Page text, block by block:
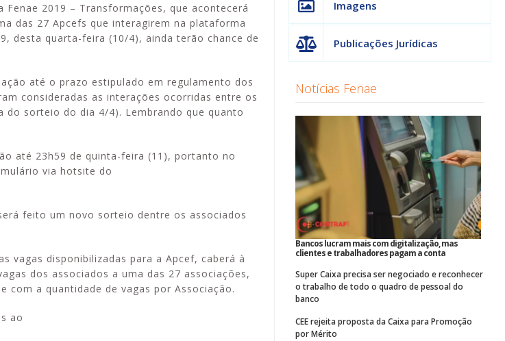
2019 – Transformações, que acontecerá
das 27 Apcefs que interagirem na plataforma
desta quarta-feira (10/4), ainda terão chance de
até o prazo estipulado em regulamento dos
consideradas as interações ocorridas entre os
do sorteio do dia 4/4). Lembrando que quanto
até 23h59 de quinta-feira (11), portanto no
via hotsite do
feito um novo sorteio dentre os associados
vagas disponibilizadas para a Apcef, caberá à
dos associados a uma das 27 associações,
com a quantidade de vagas por Associação.
ao
Imagens
Publicações Jurídicas
Notícias Fenae
Bancos lucram mais com digitalização, mas
clientes e trabalhadores pagam a conta
Super Caixa precisa ser negociado e reconhecer
o trabalho de todo o quadro de pessoal do
banco
CEE rejeita proposta da Caixa para Promoção
por Mérito